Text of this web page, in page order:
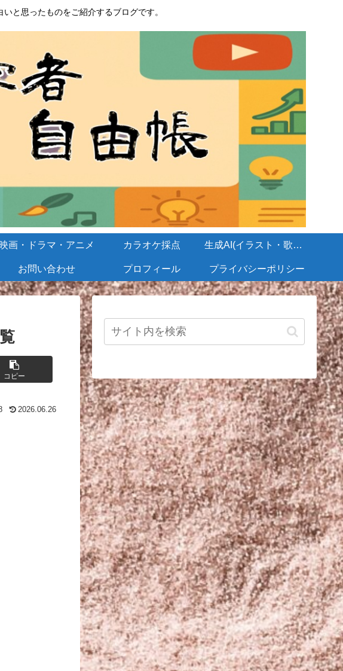
と思ったものをご紹介するブログです。
映画・ドラマ・アニメ カラオケ採点 生成AI(イラスト・歌・BGM)
お問い合わせ プロフィール プライバシーポリシー
コピー
2026.06.26